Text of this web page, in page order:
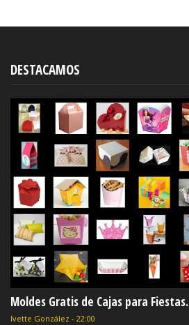
DESTACAMOS
Moldes Gratis de Cajas para Fiestas.
Ivette González - 22:00